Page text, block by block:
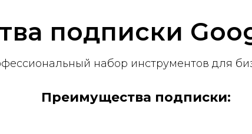
подписки
набор инструментов для
Преимущества подписки: